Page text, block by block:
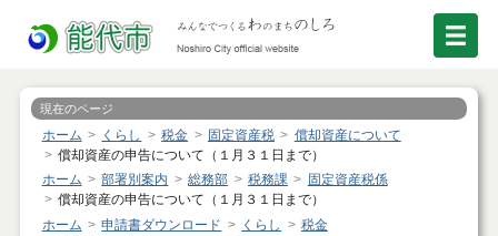
現在のページ
ホーム くらし 税金 固定資産税
償却資産について
償却資産の申告について（１月３１日まで）
ホーム
部署別案内 総務部 税務課
固定資産税係
償却資産の申告について（１月３１日まで）
ホーム
申請書ダウンロード くらし
税金